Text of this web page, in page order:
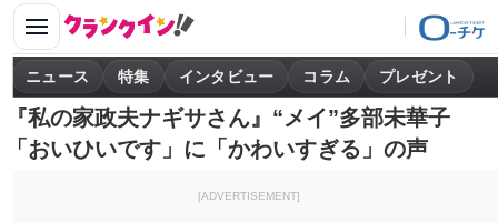
ニュース 特集 インタビュー コラム プレゼント
『私の家政夫ナギサさん』“メイ”多部未華子
「おいひいです」に「かわいすぎる」の声
[ADVERTISEMENT]